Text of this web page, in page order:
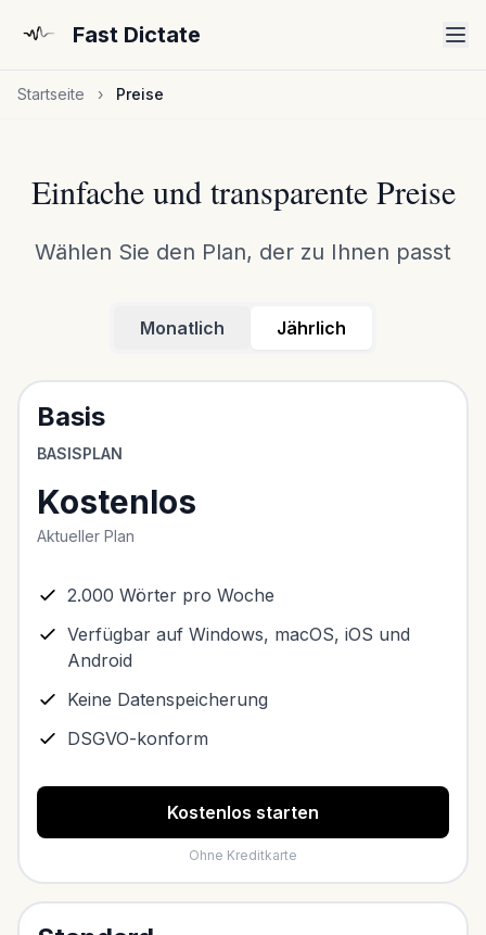
Fast Dictate
Startseite › Preise
Einfache und transparente Preise
Wählen Sie den Plan, der zu Ihnen passt
Monatlich Jährlich
Basis
BASISPLAN
Kostenlos
Aktueller Plan
2.000 Wörter pro Woche
Verfügbar auf Windows, macOS, iOS und
Android
Keine Datenspeicherung
DSGVO-konform
Kostenlos starten
Ohne Kreditkarte